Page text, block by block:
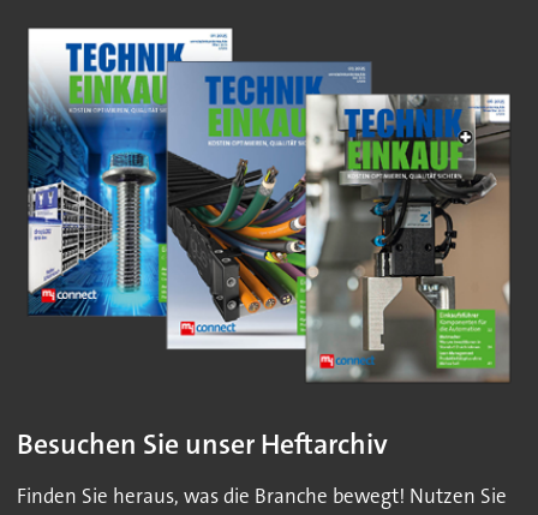
Besuchen Sie unser Heftarchiv
Finden Sie heraus, was die Branche bewegt! Nutzen Sie